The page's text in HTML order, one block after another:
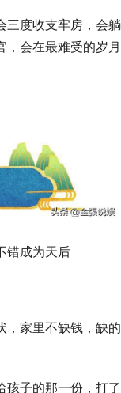
三度收支牢房，会躺
，会在最难受的岁月
错成为天后
，家里不缺钱，缺的
孩子的那一份，打了